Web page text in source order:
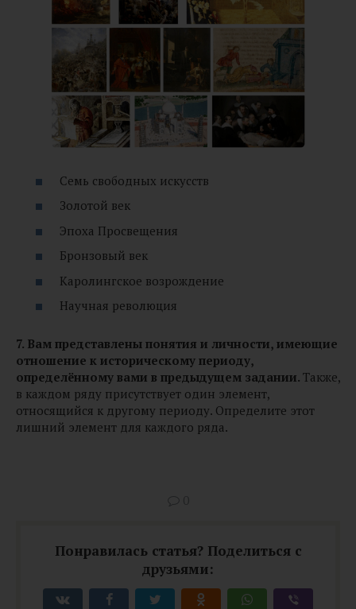
Семь свободных искусств
Золотой век
Эпоха Просвещения
Бронзовый век
Каролингское возрождение
Научная революция
7. Вам представлены понятия и личности, имеющие
отношение к историческому периоду,
определённому вами в предыдущем задании. Также,
в каждом ряду присутствует один элемент,
относящийся к другому периоду. Определите этот
лишний элемент для каждого ряда.
Понравилась статья? Поделиться с
друзьями: